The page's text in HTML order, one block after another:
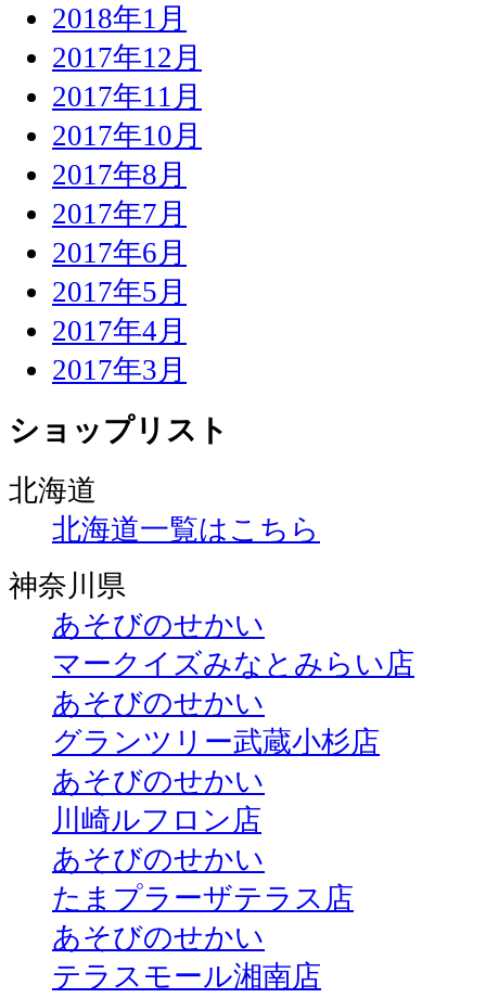
2018年1月
2017年12月
2017年11月
2017年10月
2017年8月
2017年7月
2017年6月
2017年5月
2017年4月
2017年3月
ショップリスト
北海道
北海道一覧はこちら
神奈川県
あそびのせかい
マークイズみなとみらい店
あそびのせかい
グランツリー武蔵小杉店
あそびのせかい
川崎ルフロン店
あそびのせかい
たまプラーザテラス店
あそびのせかい
テラスモール湘南店